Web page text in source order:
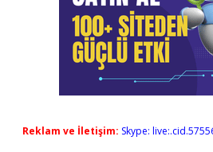
Reklam ve İletişim: Skype: